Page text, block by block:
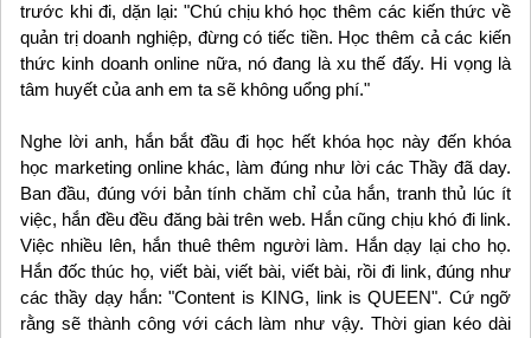
trước khi đi, dặn lại: "Chú chịu khó học thêm các kiến thức về
quản trị doanh nghiệp, đừng có tiếc tiền. Học thêm cả các kiến
thức kinh doanh online nữa, nó đang là xu thế đấy. Hi vọng là
tâm huyết của anh em ta sẽ không uổng phí."
Nghe lời anh, hắn bắt đầu đi học hết khóa học này đến khóa
học marketing online khác, làm đúng như lời các Thầy đã day.
Ban đầu, đúng với bản tính chăm chỉ của hắn, tranh thủ lúc ít
việc, hắn đều đều đăng bài trên web. Hắn cũng chịu khó đi link.
Việc nhiều lên, hắn thuê thêm người làm. Hắn dạy lại cho họ.
Hắn đốc thúc họ, viết bài, viết bài, viết bài, rồi đi link, đúng như
các thầy dạy hắn: "Content is KING, link is QUEEN". Cứ ngỡ
rằng sẽ thành công với cách làm như vậy. Thời gian kéo dài